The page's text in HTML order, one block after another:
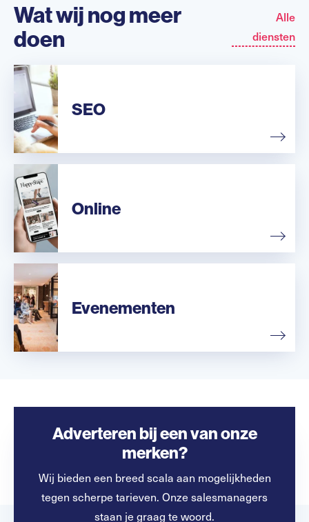
Wat wij nog meer
doen
Alle
diensten
SEO
Online
Evenementen
Adverteren bij een van onze
merken?
Wij bieden een breed scala aan mogelijkheden
tegen scherpe tarieven. Onze salesmanagers
staan je graag te woord.